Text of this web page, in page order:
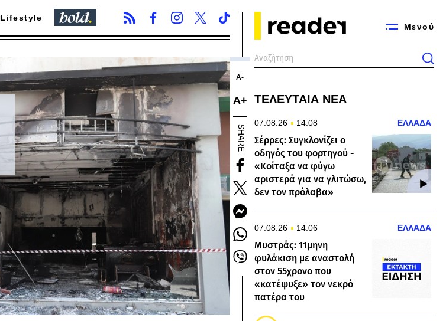
Μενού
Lifestyle
Α-
Α+
SHARE
ΤΕΛΕΥΤΑΙΑ ΝΕΑ
07.08.26 14:08 ΕΛΛΑΔΑ
Σέρρες: Συγκλονίζει ο
οδηγός του φορτηγού -
«Κοίταξα να φύγω
αριστερά για να γλιτώσω,
δεν τον πρόλαβα»
07.08.26 14:06 ΕΛΛΑΔΑ
Μυστράς: 11μηνη
φυλάκιση με αναστολή
στον 55χρονο που
«κατέψυξε» τον νεκρό
πατέρα του